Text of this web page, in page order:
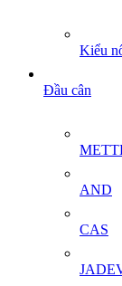
Kiểu
Đầu cân
AND
CAS